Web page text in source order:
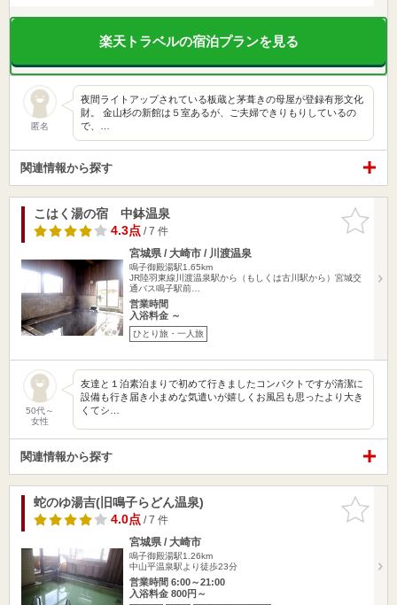
楽天トラベルの宿泊プランを見る
匿名
夜間ライトアップされている板蔵と茅葺きの母屋が登録有形文化
財。 金山杉の新館は５室あるが、ご夫婦できりもりしているの
で、…
関連情報から探す
お気に入
りに追加
こはく湯の宿 中鉢温泉
4.3点/ 7 件
宮城県 / 大崎市 / 川渡温泉
鳴子御殿湯駅1.65km
JR陸羽東線川渡温泉駅から（もしくは古川駅から）宮城交
通バス鳴子駅前…
営業時間
入浴料金 ～
ひとり旅・一人旅
50代～
女性
友達と１泊素泊まりで初めて行きましたコンパクトですが清潔に
設備も行き届き小まめな気遣いが嬉しくお風呂も思ったより大き
くてシ…
関連情報から探す
お気に入
りに追加
蛇のゆ湯吉(旧鳴子らどん温泉)
4.0点/ 7 件
宮城県 / 大崎市
鳴子御殿湯駅1.26km
中山平温泉駅より徒歩23分
営業時間 6:00～21:00
入浴料金 800円～